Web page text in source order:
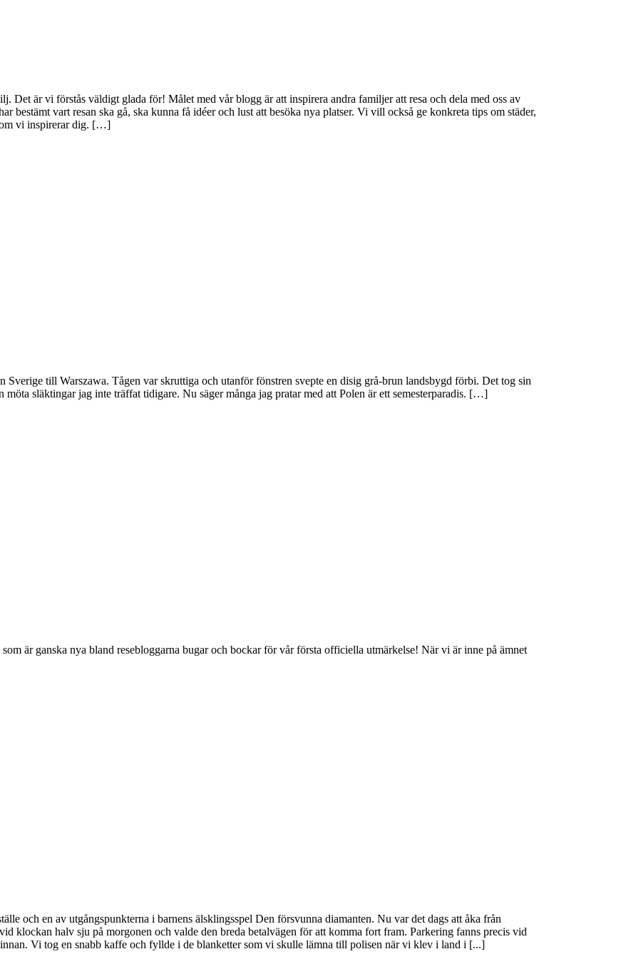
Det är vi förstås väldigt glada för! Målet med vår blogg är att inspirera andra familjer att resa och dela med oss av
bestämt vart resan ska gå, ska kunna få idéer och lust att besöka nya platser. Vi vill också ge konkreta tips om städer,
om vi inspirerar dig. […]
Sverige till Warszawa. Tågen var skruttiga och utanför fönstren svepte en disig grå-brun landsbygd förbi. Det tog sin
släktingar jag inte träffat tidigare. Nu säger många jag pratar med att Polen är ett semesterparadis. […]
är ganska nya bland resebloggarna bugar och bockar för vår första officiella utmärkelse! När vi är inne på ämnet
och en av utgångspunkterna i barnens älsklingsspel Den försvunna diamanten. Nu var det dags att åka från
klockan halv sju på morgonen och valde den breda betalvägen för att komma fort fram. Parkering fanns precis vid
Vi tog en snabb kaffe och fyllde i de blanketter som vi skulle lämna till polisen när vi klev i land i [...]